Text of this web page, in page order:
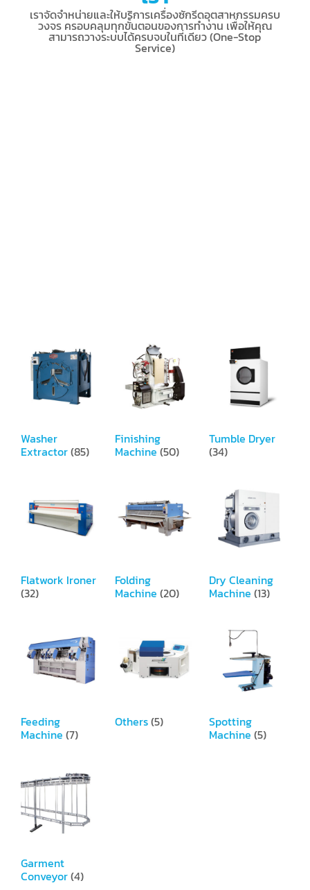
เราจัดจำหน่ายและให้บริการเครื่องซักรีดอุตสาหกรรมครบ
วงจร ครอบคลุมทุกขั้นตอนของการทำงาน เพื่อให้คุณ
สามารถวางระบบได้ครบจบในที่เดียว (One-Stop
Service)
Washer
Extractor(85)
Finishing
Machine (50)
Tumble Dryer
(34)
Flatwork Ironer
(32)
Folding
Machine (20)
Dry Cleaning
Machine (13)
Feeding
Machine (7)
Others(5) Spotting
Machine (5)
Garment
Conveyor(4)